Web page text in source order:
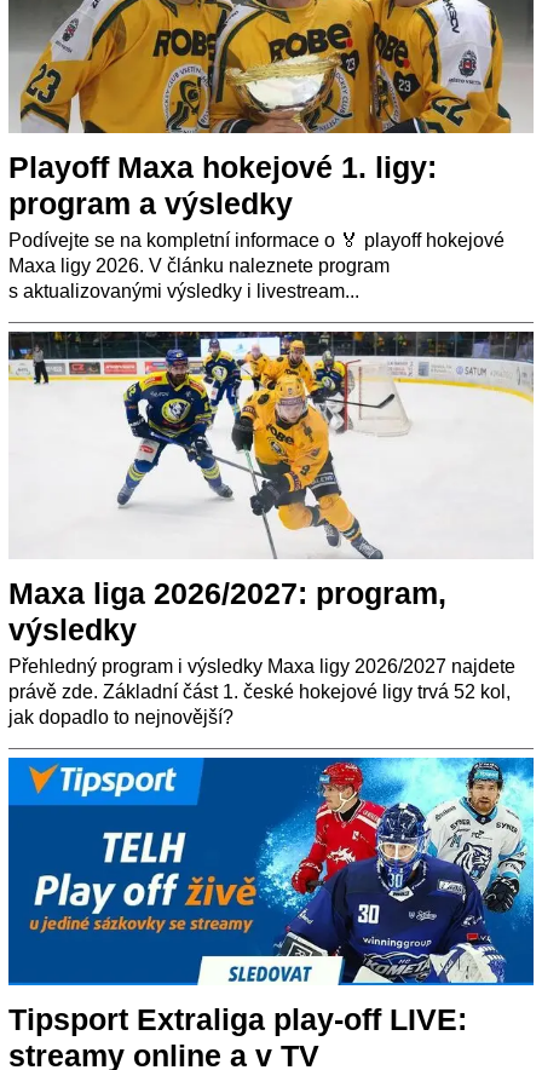
Playoff Maxa hokejové 1. ligy:
program a výsledky
Podívejte se na kompletní informace o 🏅 playoff hokejové
Maxa ligy 2026. V článku naleznete program
s aktualizovanými výsledky i livestream...
Maxa liga 2026/2027: program,
výsledky
Přehledný program i výsledky Maxa ligy 2026/2027 najdete
právě zde. Základní část 1. české hokejové ligy trvá 52 kol,
jak dopadlo to nejnovější?
Tipsport Extraliga play-off LIVE:
streamy online a v TV